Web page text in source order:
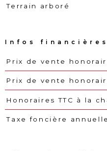
Terrain arboré
Infos financières
Caractéristiques Valeurs
Prix de vente
Prix de vente
Honoraires TTC à la
Taxe foncière annuelle